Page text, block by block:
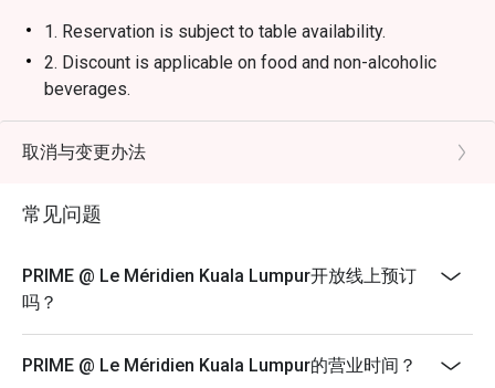
1. Reservation is subject to table availability.
2. Discount is applicable on food and non-alcoholic
beverages.
3. Discount is not applicable for set menu and
promotional items.
of 10 persons and above.
6. Prices are subject to change without prior notice.
offers.
取消与变更办法
常见问题
PRIME @ Le Méridien Kuala Lumpur开放线上预订
吗？
PRIME @ Le Méridien Kuala Lumpur的营业时间？